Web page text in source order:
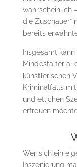
wahrscheinlich
die
bereits
Insgesamt
Mindestalter
künstlerischen
Kriminalfalls
und etlichen
erfreuen
Wer sich ein
Inszenierung